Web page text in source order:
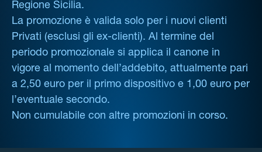
Regione Sicilia.
La promozione è valida solo per i nuovi clienti
Privati (esclusi gli ex-clienti). Al termine del
periodo promozionale si applica il canone in
vigore al momento dell’addebito, attualmente pari
a 2,50 euro per il primo dispositivo e 1,00 euro per
l’eventuale secondo.
Non cumulabile con altre promozioni in corso.